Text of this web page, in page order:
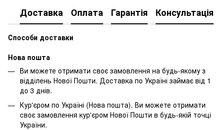
Доставка Оплата Гарантія Консультація
Способи доставки
Нова пошта
Ви можете отримати своє замовлення на будь-якому з
відділень Нової Пошти. Доставка по Україні займає від 1
до 3 днів.
Кур'єром по Україні (Нова пошта). Ви можете отримати
своє замовлення кур'єром Нової Пошти в будь-якій точці
України.